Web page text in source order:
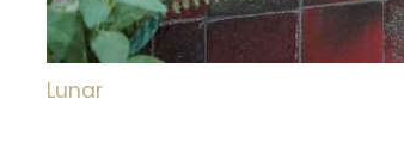
Lunar